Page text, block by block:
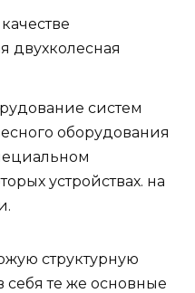
двухколесная
систем
оборудования
устройствах. на
структурную
себя те же основные